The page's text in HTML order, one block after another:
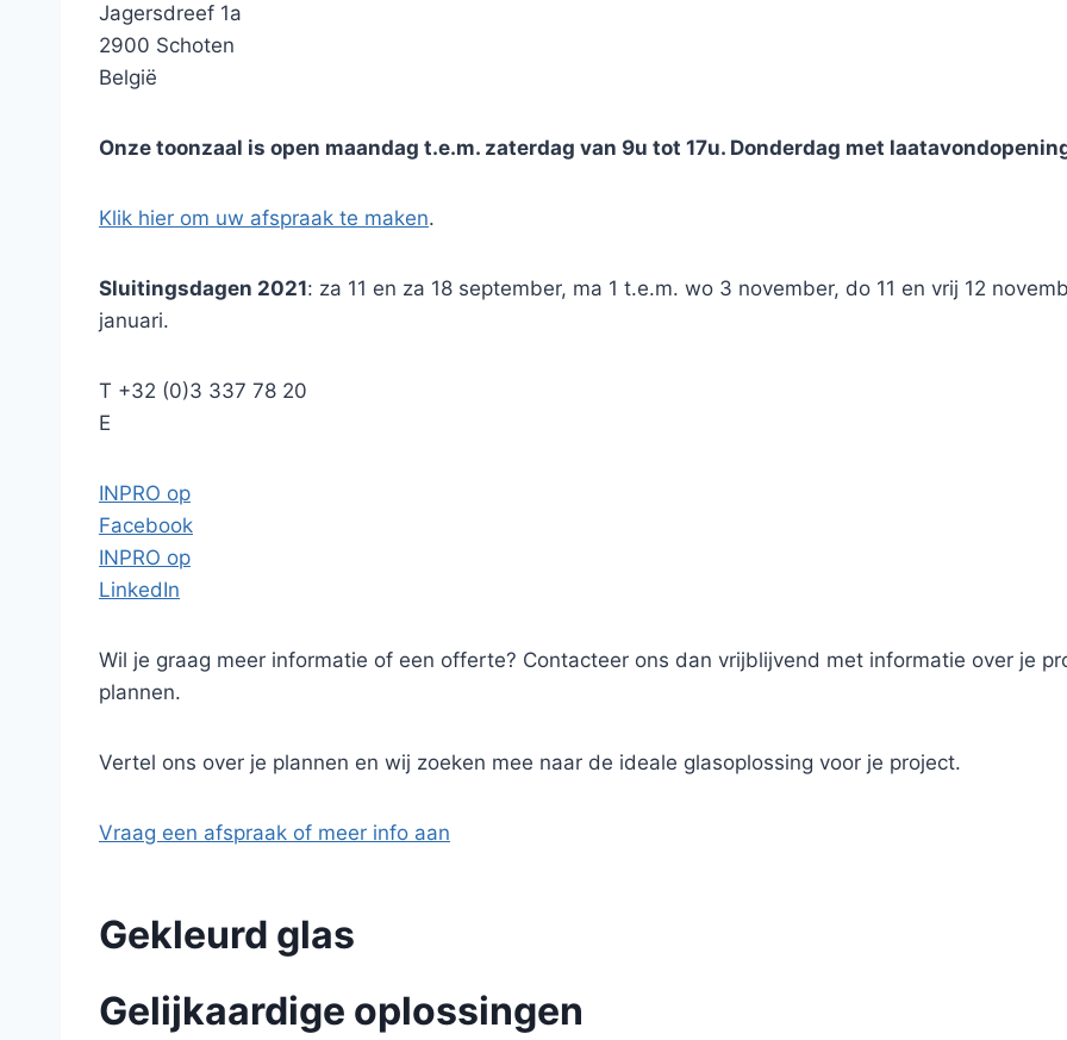
Jagersdreef 1a
2900 Schoten
België
Onze toonzaal is open maandag t.e.m. zaterdag van 9u tot 17u. Donderdag met
Klik hier om uw afspraak te maken.
Sluitingsdagen 2021: za 11 en za 18 september, ma 1 t.e.m. wo 3 november, do 11 en vrij 12
januari.
T +32 (0)3 337 78 20
E
INPRO op
Facebook
INPRO op
LinkedIn
Wil je graag meer informatie of een offerte? Contacteer ons dan vrijblijvend met informatie over je
plannen.
Vertel ons over je plannen en wij zoeken mee naar de ideale glasoplossing voor je project.
Vraag een afspraak of meer info aan
Gekleurd glas
Gelijkaardige oplossingen